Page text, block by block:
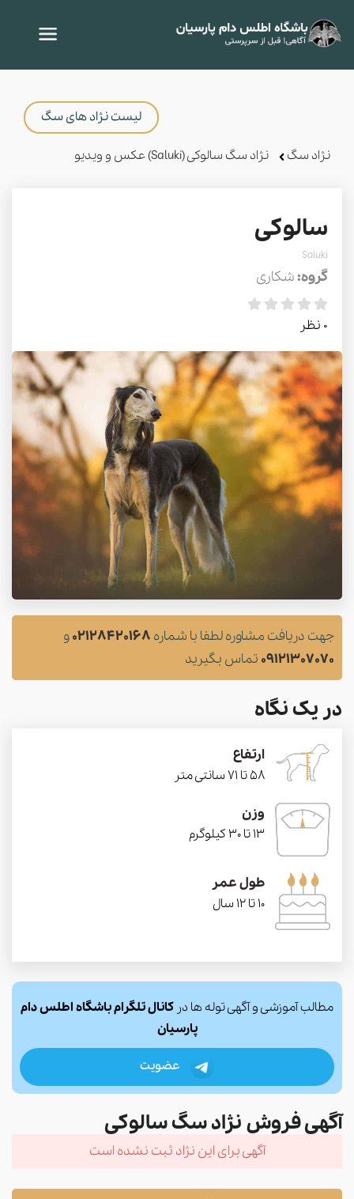
لیست نژاد های سگ
نژاد سگ نژاد سگ سالوکی (Saluki) عکس و ویدیو
سالوکی
Saluki
گروه:شکاری
0 نظر
جهت دریافت مشاوره لطفا با شماره 02128420168و
09121307070 تماس بگیرید
در یک نگاه
ارتفاع
58 تا 71 سانتی متر
وزن
13 تا 30 کیلوگرم
طول عمر
10 تا 12 سال
مطالب آموزشی و آگهی توله ها در کانال تلگرام باشگاه اطلس دام
پارسیان
عضویت
آگهی فروش نژاد سگ سالوکی
آگهی برای این نژاد ثبت نشده است